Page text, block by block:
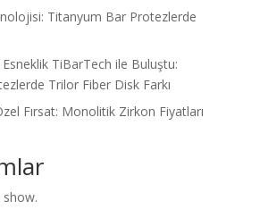
Titanyum Bar Protezlerde
TiBarTech ile Buluştu:
Trilor Fiber Disk Farkı
Fırsat: Monolitik Zirkon Fiyatları